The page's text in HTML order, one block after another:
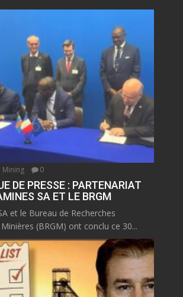
Mining 0
DE PRESSE : PARTENARIAT
SA ET LE BRGM
et le Bureau de Recherches
(BRGM) ont conclu ce 30...